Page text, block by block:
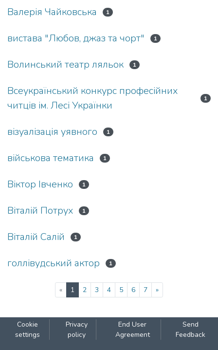
Валерія Чайковська 1
вистава "Любов, джаз та чорт" 1
Волинський театр ляльок 1
Всеукраїнський конкурс професійних
читців ім. Лесі Українки
1
візуалізація уявного 1
військова тематика 1
Віктор Івченко 1
Віталій Потрух 1
Віталій Салій 1
голлівудський актор 1
« 1 (current)
2 3 4 5 6 7 »
Cookie
settings
Privacy
policy
End User
Agreement
Send
Feedback